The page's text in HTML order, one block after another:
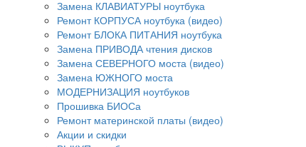
Замена КЛАВИАТУРЫ ноутбука
Ремонт КОРПУСА ноутбука (видео)
Ремонт БЛОКА ПИТАНИЯ ноутбука
Замена ПРИВОДА чтения дисков
Замена СЕВЕРНОГО моста (видео)
Замена ЮЖНОГО моста
МОДЕРНИЗАЦИЯ ноутбуков
Прошивка БИОСа
Ремонт материнской платы (видео)
Акции и скидки